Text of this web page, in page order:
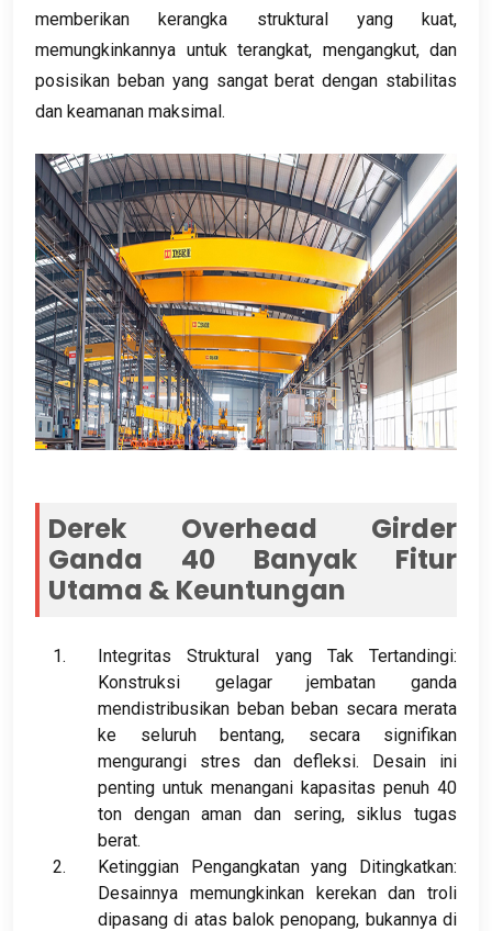
memberikan kerangka struktural yang kuat,
memungkinkannya untuk terangkat, mengangkut, dan
posisikan beban yang sangat berat dengan stabilitas
dan keamanan maksimal.
Derek Overhead Girder
Ganda 40 Banyak Fitur
Utama & Keuntungan
Integritas Struktural yang Tak Tertandingi:
Konstruksi gelagar jembatan ganda
mendistribusikan beban beban secara merata
ke seluruh bentang, secara signifikan
mengurangi stres dan defleksi. Desain ini
penting untuk menangani kapasitas penuh 40
ton dengan aman dan sering, siklus tugas
berat.
Ketinggian Pengangkatan yang Ditingkatkan:
Desainnya memungkinkan kerekan dan troli
dipasang di atas balok penopang, bukannya di